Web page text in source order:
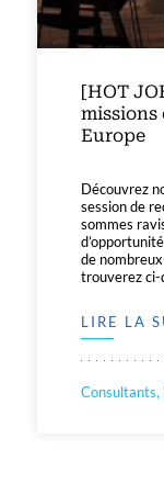
[HOT
missions
Europe
Découvrez
session de
sommes
de
trouverez ci-
LIRE LA
Consultants,